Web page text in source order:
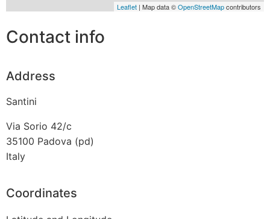
Leaflet | Map data ©OpenStreetMapcontributors
Contact info
Address
Santini
Via Sorio 42/c
35100 Padova (pd)
Italy
Coordinates